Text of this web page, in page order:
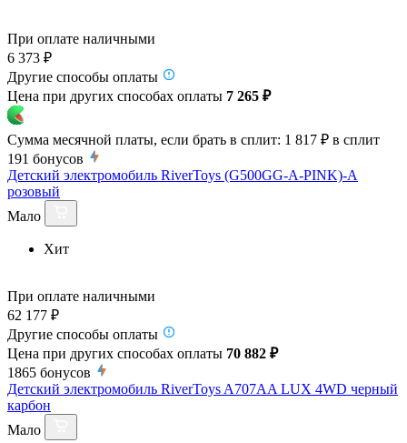
При оплате наличными
6 373 ₽
Другие способы оплаты
Цена при других способах оплаты 7 265 ₽
Сумма месячной платы, если брать в сплит: 1 817 ₽ в сплит
191 бонусов
Детский электромобиль RiverToys (G500GG-A-PINK)-A
розовый
Мало
Хит
При оплате наличными
62 177 ₽
Другие способы оплаты
Цена при других способах оплаты 70 882 ₽
1865 бонусов
Детский электромобиль RiverToys A707AA LUX 4WD черный
карбон
Мало